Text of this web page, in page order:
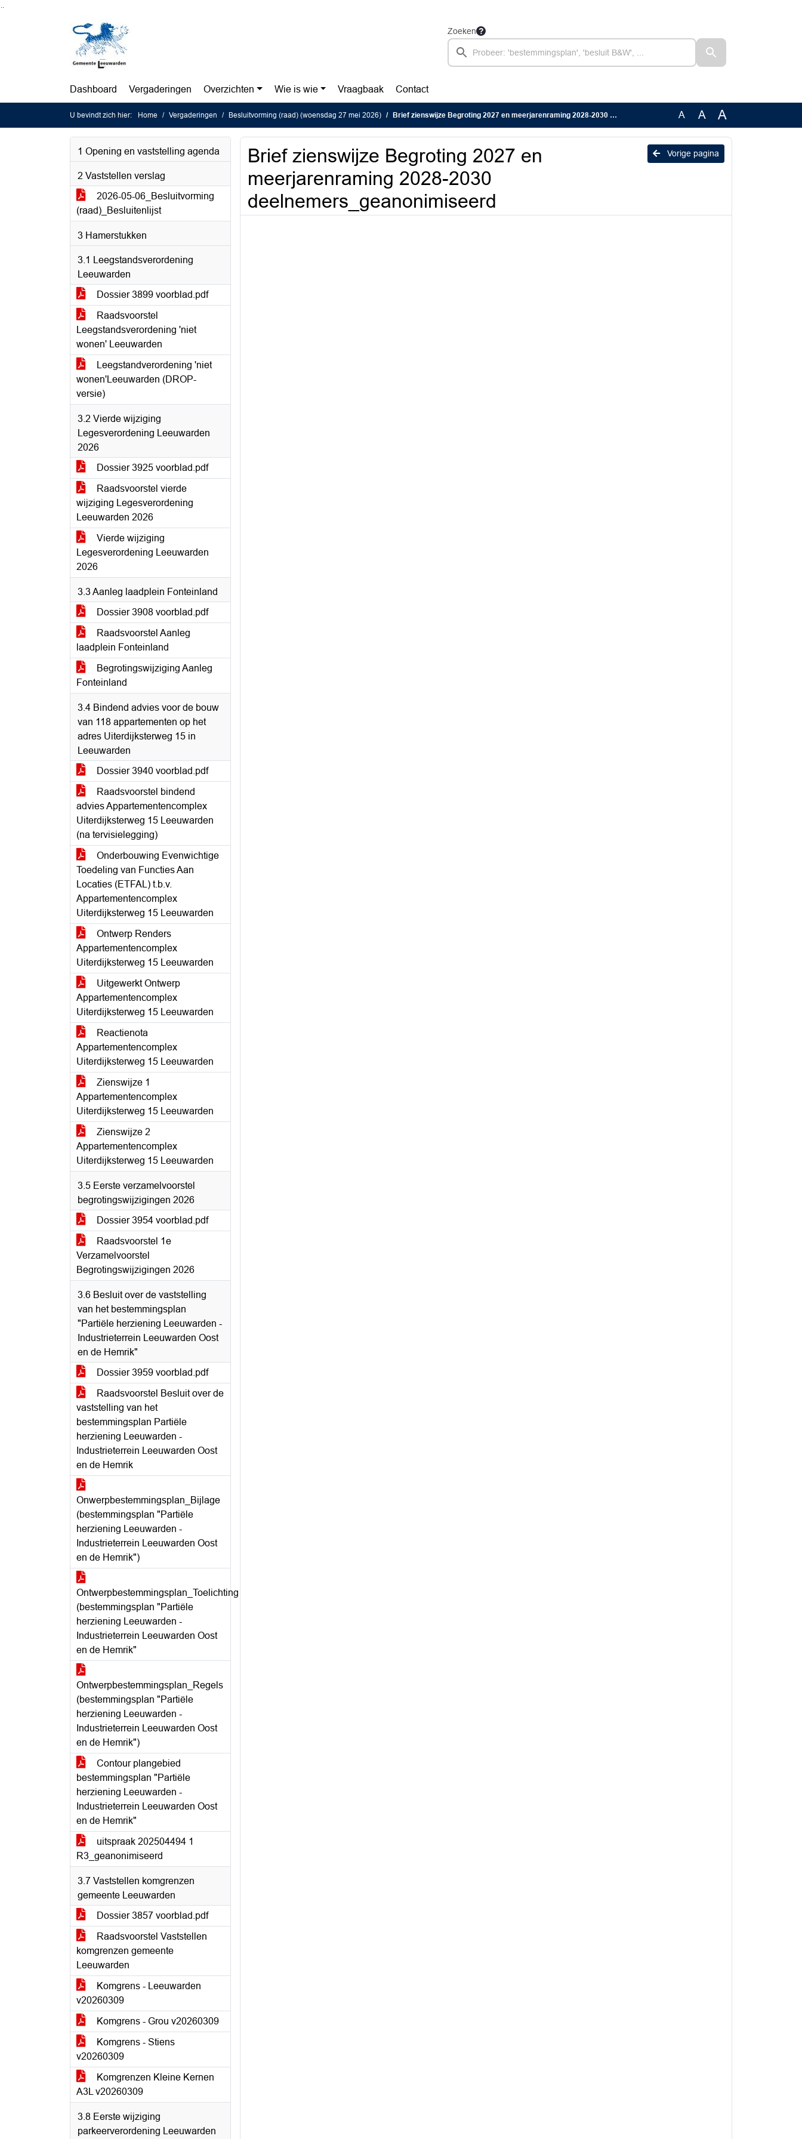
Zoeken
Dashboard Vergaderingen Overzichten Wie is wie Vraagbaak Contact
U bevindt zich hier: Home Vergaderingen Besluitvorming (raad) (woensdag 27 mei 2026) Brief zienswijze Begroting 2027 en meerjarenraming 2028-2030 deelnemers_geanonimiseerd A A A
1 Opening en vaststelling agenda
2 Vaststellen verslag
2026-05-06_Besluitvorming
(raad)_Besluitenlijst
3 Hamerstukken
3.1 Leegstandsverordening
Leeuwarden
Dossier 3899 voorblad.pdf
Raadsvoorstel
Leegstandsverordening 'niet
wonen' Leeuwarden
Leegstandverordening 'niet
wonen'Leeuwarden (DROP-
versie)
3.2 Vierde wijziging
Legesverordening Leeuwarden
2026
Dossier 3925 voorblad.pdf
Raadsvoorstel vierde
wijziging Legesverordening
Leeuwarden 2026
Vierde wijziging
Legesverordening Leeuwarden
2026
3.3 Aanleg laadplein Fonteinland
Dossier 3908 voorblad.pdf
Raadsvoorstel Aanleg
laadplein Fonteinland
Begrotingswijziging Aanleg
Fonteinland
3.4 Bindend advies voor de bouw
van 118 appartementen op het
adres Uiterdijksterweg 15 in
Leeuwarden
Dossier 3940 voorblad.pdf
Raadsvoorstel bindend
advies Appartementencomplex
Uiterdijksterweg 15 Leeuwarden
(na tervisielegging)
Onderbouwing Evenwichtige
Toedeling van Functies Aan
Locaties (ETFAL) t.b.v.
Appartementencomplex
Uiterdijksterweg 15 Leeuwarden
Ontwerp Renders
Appartementencomplex
Uiterdijksterweg 15 Leeuwarden
Uitgewerkt Ontwerp
Appartementencomplex
Uiterdijksterweg 15 Leeuwarden
Reactienota
Appartementencomplex
Uiterdijksterweg 15 Leeuwarden
Zienswijze 1
Appartementencomplex
Uiterdijksterweg 15 Leeuwarden
Zienswijze 2
Appartementencomplex
Uiterdijksterweg 15 Leeuwarden
3.5 Eerste verzamelvoorstel
begrotingswijzigingen 2026
Dossier 3954 voorblad.pdf
Raadsvoorstel 1e
Verzamelvoorstel
Begrotingswijzigingen 2026
3.6 Besluit over de vaststelling
van het bestemmingsplan
"Partiële herziening Leeuwarden -
Industrieterrein Leeuwarden Oost
en de Hemrik"
Dossier 3959 voorblad.pdf
Raadsvoorstel Besluit over de
vaststelling van het
bestemmingsplan Partiële
herziening Leeuwarden -
Industrieterrein Leeuwarden Oost
en de Hemrik
Onwerpbestemmingsplan_Bijlage
(bestemmingsplan "Partiële
herziening Leeuwarden -
Industrieterrein Leeuwarden Oost
en de Hemrik")
Ontwerpbestemmingsplan_Toelichting
(bestemmingsplan "Partiële
herziening Leeuwarden -
Industrieterrein Leeuwarden Oost
en de Hemrik"
Ontwerpbestemmingsplan_Regels
(bestemmingsplan "Partiële
herziening Leeuwarden -
Industrieterrein Leeuwarden Oost
en de Hemrik")
Contour plangebied
bestemmingsplan "Partiële
herziening Leeuwarden -
Industrieterrein Leeuwarden Oost
en de Hemrik"
uitspraak 202504494 1
R3_geanonimiseerd
3.7 Vaststellen komgrenzen
gemeente Leeuwarden
Dossier 3857 voorblad.pdf
Raadsvoorstel Vaststellen
komgrenzen gemeente
Leeuwarden
Komgrens - Leeuwarden
v20260309
Komgrens - Grou v20260309
Komgrens - Stiens
v20260309
Komgrenzen Kleine Kernen
A3L v20260309
3.8 Eerste wijziging
parkeerverordening Leeuwarden
Vorige pagina
Brief zienswijze Begroting 2027 en
meerjarenraming 2028-2030
deelnemers_geanonimiseerd